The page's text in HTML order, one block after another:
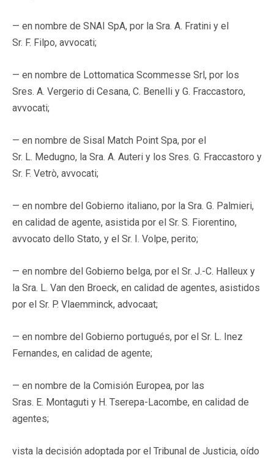
— en nombre de SNAI SpA, por la Sra. A. Fratini y el
Sr. F. Filpo, avvocati;
— en nombre de Lottomatica Scommesse Srl, por los
Sres. A. Vergerio di Cesana, C. Benelli y G. Fraccastoro,
avvocati;
— en nombre de Sisal Match Point Spa, por el
Sr. L. Medugno, la Sra. A. Auteri y los Sres. G. Fraccastoro y
Sr. F. Vetrò, avvocati;
— en nombre del Gobierno italiano, por la Sra. G. Palmieri,
en calidad de agente, asistida por el Sr. S. Fiorentino,
avvocato dello Stato, y el Sr. I. Volpe, perito;
— en nombre del Gobierno belga, por el Sr. J.-C. Halleux y
la Sra. L. Van den Broeck, en calidad de agentes, asistidos
por el Sr. P. Vlaemminck, advocaat;
— en nombre del Gobierno portugués, por el Sr. L. Inez
Fernandes, en calidad de agente;
— en nombre de la Comisión Europea, por las
Sras. E. Montaguti y H. Tserepa-Lacombe, en calidad de
agentes;
vista la decisión adoptada por el Tribunal de Justicia, oído